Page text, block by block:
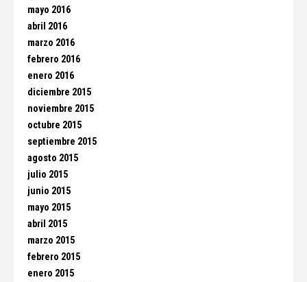
mayo 2016
abril 2016
marzo 2016
febrero 2016
enero 2016
diciembre 2015
noviembre 2015
octubre 2015
septiembre 2015
agosto 2015
julio 2015
junio 2015
mayo 2015
abril 2015
marzo 2015
febrero 2015
enero 2015